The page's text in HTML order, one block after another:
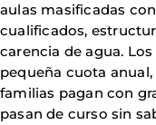
aulas masificadas
cualificados,
carencia de agua.
pequeña cuota
familias pagan con
pasan de curso sin